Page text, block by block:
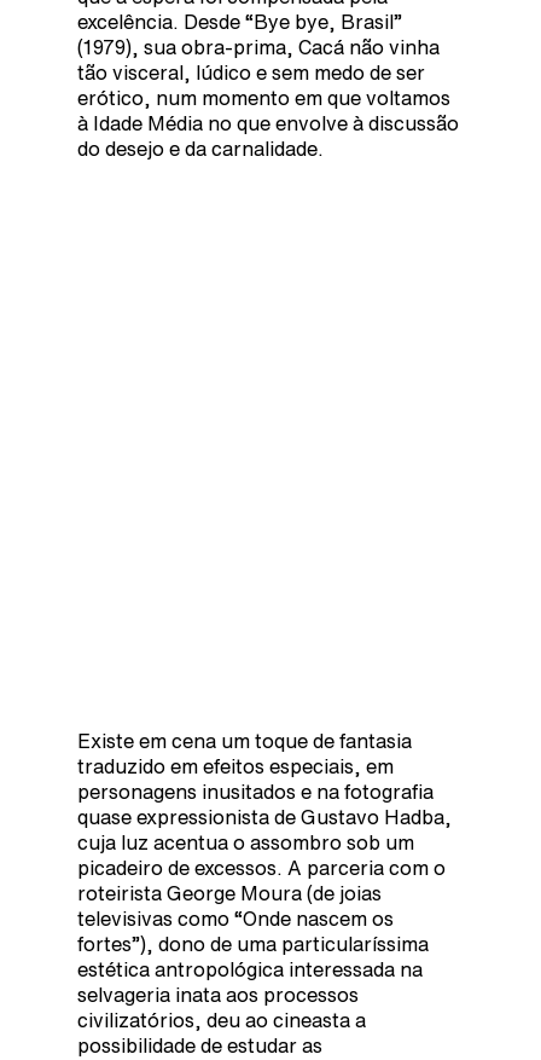
excelência. Desde “Bye bye, Brasil”
(1979), sua obra-prima, Cacá não vinha
tão visceral, lúdico e sem medo de ser
erótico, num momento em que voltamos
à Idade Média no que envolve à discussão
do desejo e da carnalidade.
Existe em cena um toque de fantasia
traduzido em efeitos especiais, em
personagens inusitados e na fotografia
quase expressionista de Gustavo Hadba,
cuja luz acentua o assombro sob um
picadeiro de excessos. A parceria com o
roteirista George Moura (de joias
televisivas como “Onde nascem os
fortes”), dono de uma particularíssima
estética antropológica interessada na
selvageria inata aos processos
civilizatórios, deu ao cineasta a
possibilidade de estudar as